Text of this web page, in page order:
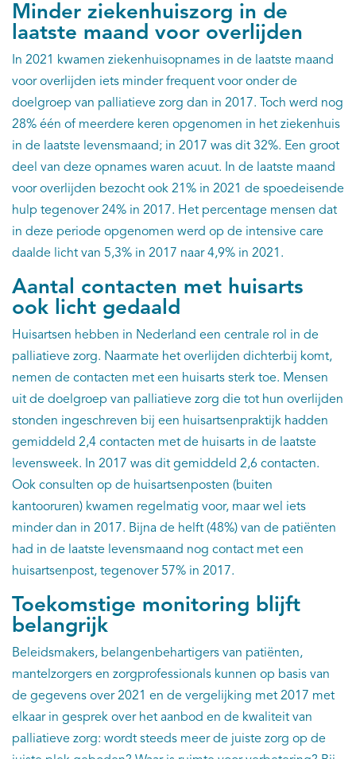
Minder ziekenhuiszorg in de
laatste maand voor overlijden
In 2021 kwamen ziekenhuisopnames in de laatste maand
voor overlijden iets minder frequent voor onder de
doelgroep van palliatieve zorg dan in 2017. Toch werd nog
28% één of meerdere keren opgenomen in het ziekenhuis
in de laatste levensmaand; in 2017 was dit 32%. Een groot
deel van deze opnames waren acuut. In de laatste maand
voor overlijden bezocht ook 21% in 2021 de spoedeisende
hulp tegenover 24% in 2017. Het percentage mensen dat
in deze periode opgenomen werd op de intensive care
daalde licht van 5,3% in 2017 naar 4,9% in 2021.
Aantal contacten met huisarts
ook licht gedaald
Huisartsen hebben in Nederland een centrale rol in de
palliatieve zorg. Naarmate het overlijden dichterbij komt,
nemen de contacten met een huisarts sterk toe. Mensen
uit de doelgroep van palliatieve zorg die tot hun overlijden
stonden ingeschreven bij een huisartsenpraktijk hadden
gemiddeld 2,4 contacten met de huisarts in de laatste
levensweek. In 2017 was dit gemiddeld 2,6 contacten.
Ook consulten op de huisartsenposten (buiten
kantooruren) kwamen regelmatig voor, maar wel iets
minder dan in 2017. Bijna de helft (48%) van de patiënten
had in de laatste levensmaand nog contact met een
huisartsenpost, tegenover 57% in 2017.
Toekomstige monitoring blijft
belangrijk
Beleidsmakers, belangenbehartigers van patiënten,
mantelzorgers en zorgprofessionals kunnen op basis van
de gegevens over 2021 en de vergelijking met 2017 met
elkaar in gesprek over het aanbod en de kwaliteit van
palliatieve zorg: wordt steeds meer de juiste zorg op de